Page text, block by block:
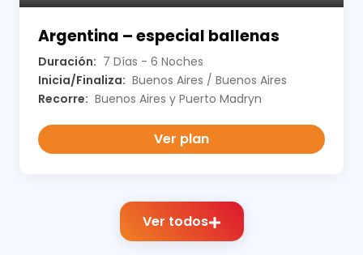
Argentina – especial ballenas
Duración: 7 Días - 6 Noches
Inicia/Finaliza: Buenos Aires / Buenos Aires
Recorre: Buenos Aires y Puerto Madryn
Ver plan
Ver todos